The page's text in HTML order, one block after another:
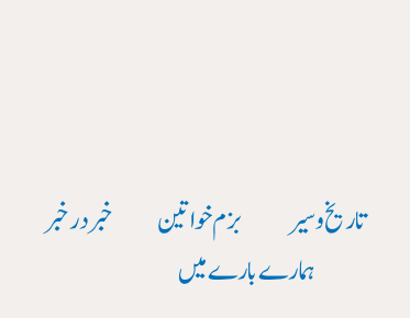
تاریخ وسیر بزم خواتین خبر در خبر
ہمارے بارے میں